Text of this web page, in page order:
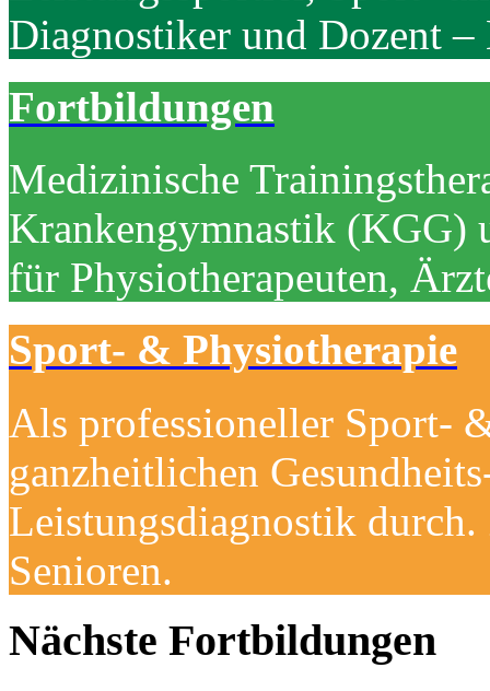
Diagnostiker und Dozent
Fortbildungen
Medizinische
Krankengymnastik (KGG)
für Physiotherapeuten,
Sport- & Physiotherapie
Als professioneller Sport-
ganzheitlichen
Leistungsdiagnostik
Senioren.
Nächste Fortbildungen